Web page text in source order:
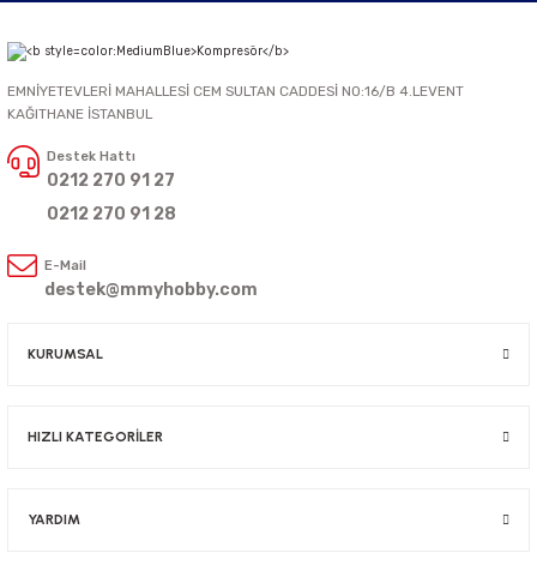
EMNİYETEVLERİ MAHALLESİ CEM SULTAN CADDESİ NO:16/B 4.LEVENT
KAĞITHANE İSTANBUL
Destek Hattı
0212 270 91 27
0212 270 91 28
E-Mail
destek@mmyhobby.com
KURUMSAL
HIZLI KATEGORİLER
YARDIM